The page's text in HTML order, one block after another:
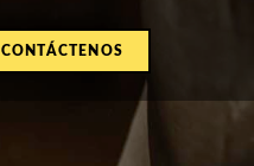
CONTÁCTENOS